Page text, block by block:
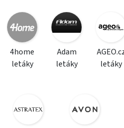
4home
letáky
Adam
letáky
letáky